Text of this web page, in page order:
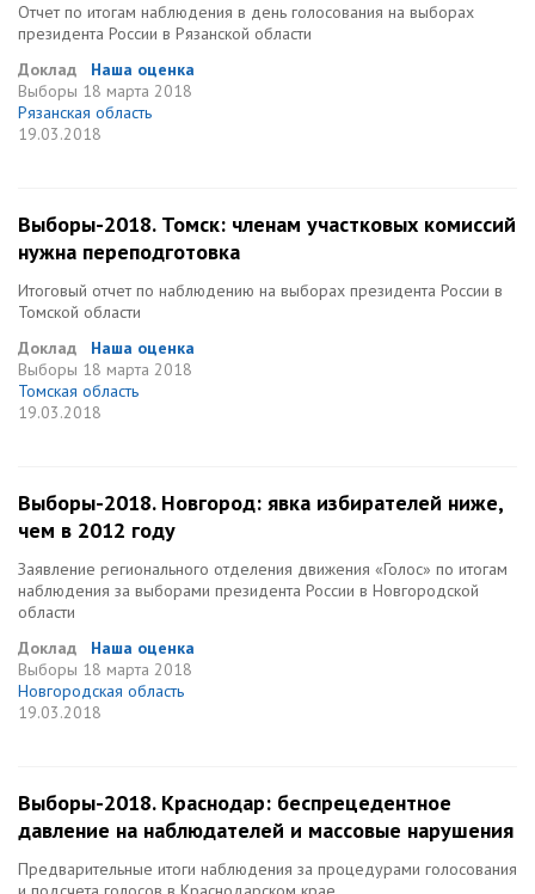
Отчет по итогам наблюдения в день голосования на выборах
президента России в Рязанской области
Доклад
Наша оценка
Выборы 18 марта 2018
Рязанская область
19.03.2018
Выборы-2018. Томск: членам участковых комиссий
нужна переподготовка
Итоговый отчет по наблюдению на выборах президента России в
Томской области
Доклад
Наша оценка
Выборы 18 марта 2018
Томская область
19.03.2018
Выборы-2018. Новгород: явка избирателей ниже,
чем в 2012 году
Заявление регионального отделения движения «Голос» по итогам
наблюдения за выборами президента России в Новгородской
области
Доклад
Наша оценка
Выборы 18 марта 2018
Новгородская область
19.03.2018
Выборы-2018. Краснодар: беспрецедентное
давление на наблюдателей и массовые нарушения
Предварительные итоги наблюдения за процедурами голосования